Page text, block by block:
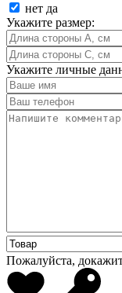
нет да
Укажите размер:
Укажите личные
Пожалуйста,